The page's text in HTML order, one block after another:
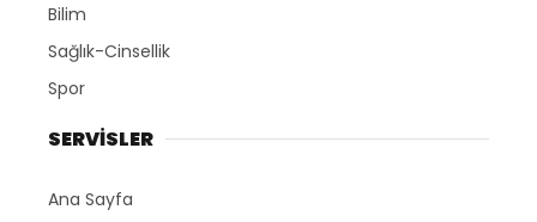
Bilim
Sağlık-Cinsellik
Spor
SERVİSLER
Ana Sayfa